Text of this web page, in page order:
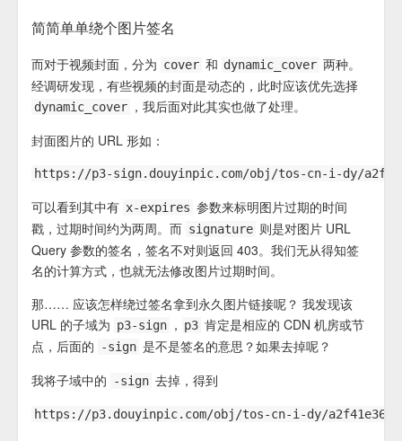
简简单单绕个图片签名
而对于视频封面，分为 cover 和 dynamic_cover 两种。
经调研发现，有些视频的封面是动态的，此时应该优先选择
dynamic_cover ，我后面对此其实也做了处理。
封面图片的 URL 形如：
可以看到其中有 x-expires 参数来标明图片过期的时间
戳，过期时间约为两周。而 signature 则是对图片 URL
Query 参数的签名，签名不对则返回 403。我们无从得知签
名的计算方式，也就无法修改图片过期时间。
那…… 应该怎样绕过签名拿到永久图片链接呢？ 我发现该
URL 的子域为 p3-sign ， p3 肯定是相应的 CDN 机房或节
点，后面的
-sign 是不是签名的意思？如果去掉呢？
我将子域中的
-sign 去掉，得到